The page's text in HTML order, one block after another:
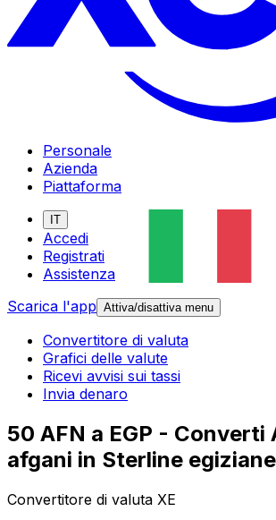
Personale
Azienda
Piattaforma
IT
Accedi
Registrati
Assistenza
Scarica l'app Attiva/disattiva menu
Convertitore di valuta
Grafici delle valute
Ricevi avvisi sui tassi
Invia denaro
50 AFN a EGP - Converti
afgani in Sterline egiziane
Convertitore di valuta XE